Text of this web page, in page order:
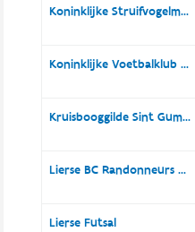
Koninklijke Struifvogelmaatschappij De Kroon
Koninklijke Voetbalklub Hooikt
Kruisbooggilde Sint Gummarus
Lierse BC Randonneurs Vlaanderen
Lierse Futsal